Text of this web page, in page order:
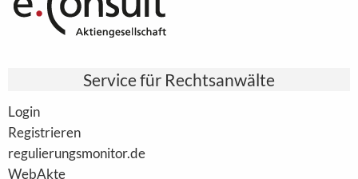
Service für Rechtsanwälte
Login
Registrieren
regulierungsmonitor.de
WebAkte